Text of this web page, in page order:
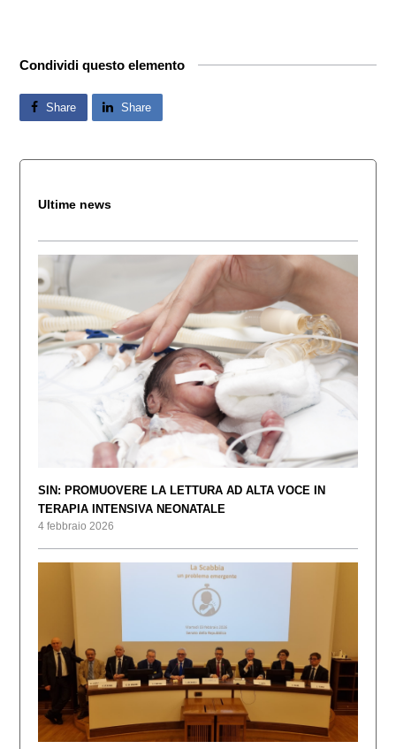
Condividi questo elemento
Share Share
Ultime news
SIN: PROMUOVERE LA LETTURA AD ALTA VOCE IN
TERAPIA INTENSIVA NEONATALE
4 febbraio 2026